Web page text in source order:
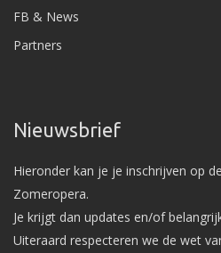
FB & News
Partners
Nieuwsbrief
Hieronder kan je je inschrijven op
Zomeropera.
Je krijgt dan updates en/of
Uiteraard respecteren we de wet